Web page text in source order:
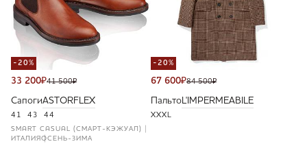
-20%
33 200₽41 500₽
СапогиASTORFLEX
41 43 44
SMART CASUAL (СМАРТ-КЭЖУАЛ)
ИТАЛИЯ ОСЕНЬ-ЗИМА
-20%
67 600₽84 500₽
ПальтоL'IMPERMEABILE
XXXL